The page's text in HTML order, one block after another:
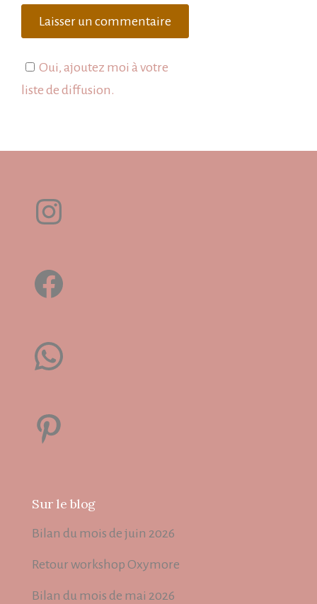
Oui, ajoutez moi à votre
liste de diffusion.
Instagram
Facebook
WhatsApp
Pinterest
Sur le blog
Bilan du mois de juin 2026
Retour workshop Oxymore
Bilan du mois de mai 2026